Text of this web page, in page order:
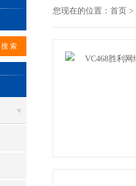
您现在的位置： 首页 >